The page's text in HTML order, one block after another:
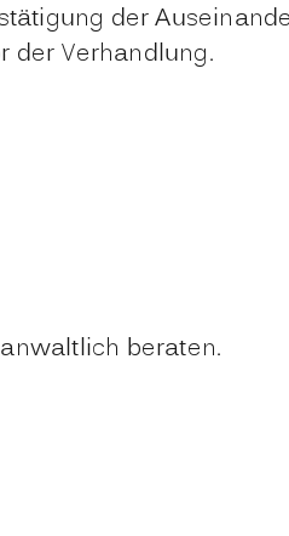
der
der Verhandlung.
beraten.